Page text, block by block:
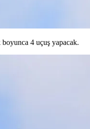
4 uçuş yapacak.